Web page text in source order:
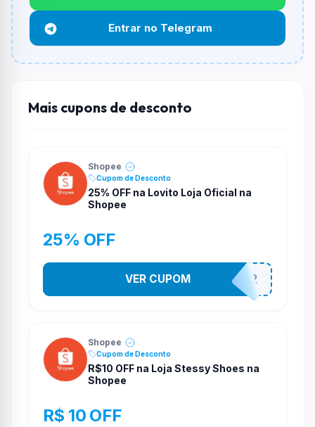
Não necessariamente. Depende de itens participantes
e alguns vendedores ou produtos especificos podem
não aceitar cupons.
Entrar no Telegram
Mais cupons de desconto
Shopee
Cupom de Desconto
25% OFF na Lovito Loja Oficial na
Shopee
25% OFF
141525852
VER CUPOM
Shopee
Cupom de Desconto
R$10 OFF na Loja Stessy Shoes na
Shopee
R$ 10 OFF